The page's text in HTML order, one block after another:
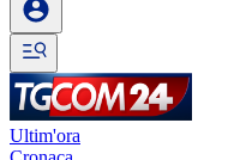
Ultim'ora